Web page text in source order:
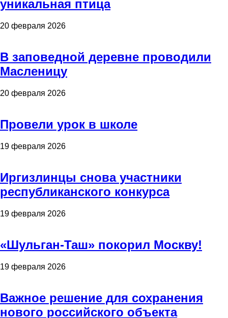
уникальная птица
20 февраля 2026
В заповедной деревне проводили
Масленицу
20 февраля 2026
Провели урок в школе
19 февраля 2026
Иргизлинцы снова участники
республиканского конкурса
19 февраля 2026
«Шульган-Таш» покорил Москву!
19 февраля 2026
Важное решение для сохранения
нового российского объекта